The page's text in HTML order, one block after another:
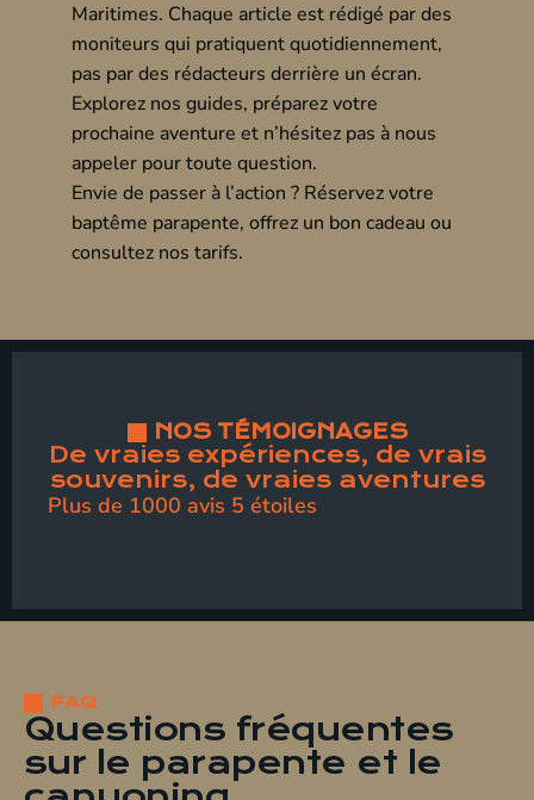
Maritimes. Chaque article est rédigé par des
moniteurs qui pratiquent quotidiennement,
pas par des rédacteurs derrière un écran.
Explorez nos guides, préparez votre
prochaine aventure et n’hésitez pas à nous
appeler pour toute question.
Envie de passer à l’action ? Réservez votre
baptême parapente, offrez un bon cadeau ou
consultez nos tarifs.
NOS TÉMOIGNAGES
De vraies expériences, de vrais
souvenirs, de vraies aventures
Plus de 1000 avis 5 étoiles
FAQ
Questions fréquentes
sur le parapente et le